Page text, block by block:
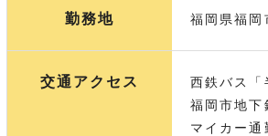
勤務地 福岡県福
交通アクセス
西鉄バス
福岡市地
マイカー